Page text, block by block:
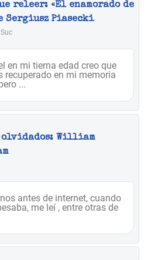
releer: «El enamorado de
Sergiusz Piasecki
en mi tierna edad creo que
recuperado en mi memoria
...
olvidados: William
antes de internet, cuando
me leí , entre otras de